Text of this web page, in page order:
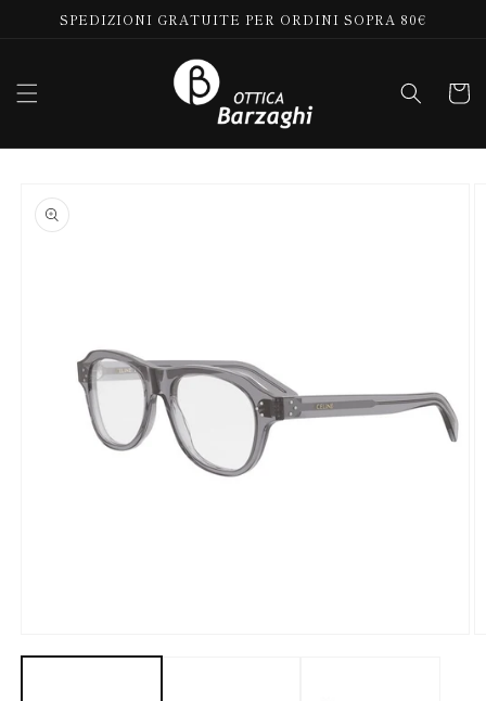
direttamente
SPEDIZIONI GRATUITE PER ORDINI SOPRA 80€
Carrello
informazioni
sul prodotto
contenuti